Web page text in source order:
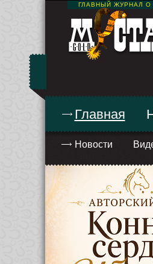
ГЛАВНЫЙ ЖУРНАЛ
Главная
Новости